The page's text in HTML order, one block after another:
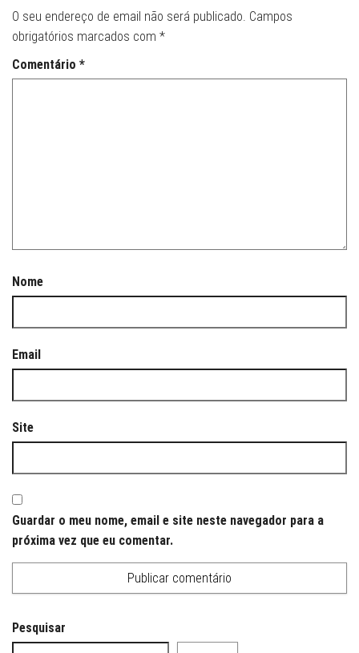
O seu endereço de email não será publicado. Campos
obrigatórios marcados com *
Comentário *
Nome
Email
Site
Guardar o meu nome, email e site neste navegador para a
próxima vez que eu comentar.
Pesquisar